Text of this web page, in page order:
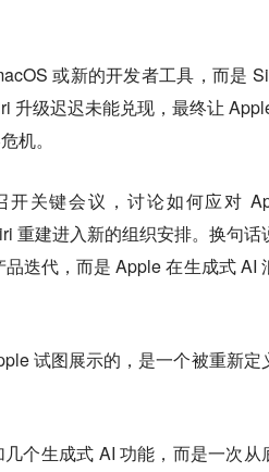
或新的开发者工具，而是
升级迟迟未能兑现，最终让
机。
开关键会议，讨论如何应对
重建进入新的组织安排。换句话
迭代，而是 Apple 在生成式 AI
试图展示的，是一个被重新定
个生成式 AI 功能，而是一次从